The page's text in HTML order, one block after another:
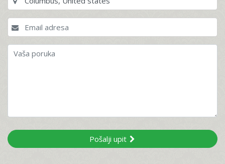
Pošalji upit